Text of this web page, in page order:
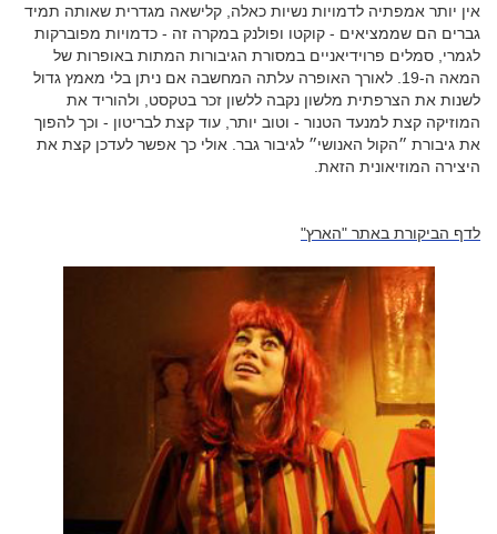
אין יותר אמפתיה לדמויות נשיות כאלה, קלישאה מגדרית שאותה תמיד
גברים הם שממציאים - קוקטו ופולנק במקרה זה - כדמויות מפוברקות
לגמרי, סמלים פרוידיאניים במסורת הגיבורות המתות באופרות של
המאה ה-19. לאורך האופרה עלתה המחשבה אם ניתן בלי מאמץ גדול
לשנות את הצרפתית מלשון נקבה ללשון זכר בטקסט, ולהוריד את
המוזיקה קצת למנעד הטנור - וטוב יותר, עוד קצת לבריטון - וכך להפוך
את גיבורת ״הקול האנושי״ לגיבור גבר. אולי כך אפשר לעדכן קצת את
היצירה המוזיאונית הזאת.
לדף הביקורת באתר "הארץ"